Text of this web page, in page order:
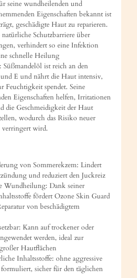
seine wundheilenden und
Eigenschaften bekannt ist
geschädigte Haut zu reparieren.
Schutzbarriere über
verhindert so eine Infektion
schnelle Heilung
Süßmandelöl ist reich an den
E und nährt die Haut intensiv,
Feuchtigkeit spendet. Seine
Eigenschaften helfen, Irritationen
die Geschmeidigkeit der Haut
wodurch das Risiko neuer
verringert wird.
von Sommerekzem: Lindert
und reduziert den Juckreiz
Wundheilung: Dank seiner
fördert Ozone Skin Guard
von beschädigtem
Kann auf trockener oder
werden, ideal zur
Hautflächen
Inhaltsstoffe: ohne aggressive
sicher für den täglichen